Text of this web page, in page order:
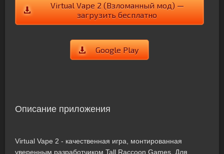
Virtual Vape 2 (Взломанный мод) —
загрузить бесплатно
Google Play
Описание приложения
Virtual Vape 2 - качественная игра, монтированная
уверенным разработчиком Tall Raccoon Games. Для